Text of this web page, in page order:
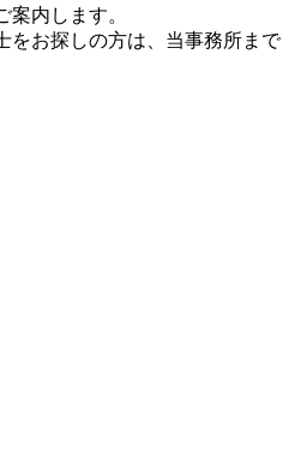
案内します。
をお探しの方は、当事務所まで